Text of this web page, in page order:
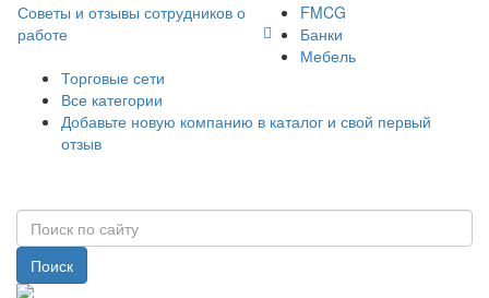
Советы и отзывы сотрудников о
работе
FMCG
Банки
Мебель
Торговые сети
Все категории
Добавьте новую компанию в каталог и свой первый
отзыв
Поиск